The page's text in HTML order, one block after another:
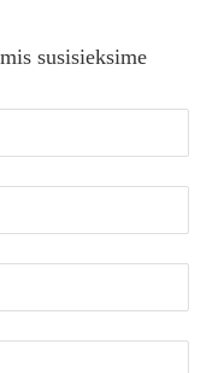
susisieksime